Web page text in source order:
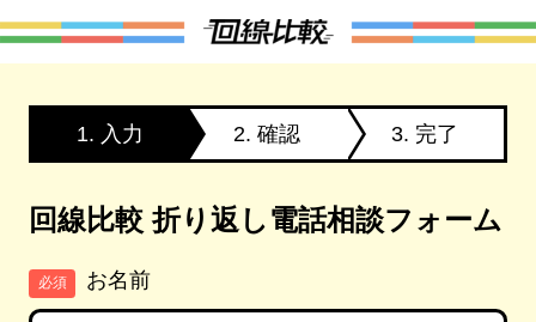
1. 入力 2. 確認 3. 完了
回線比較 折り返し電話相談フォーム
必須 お名前